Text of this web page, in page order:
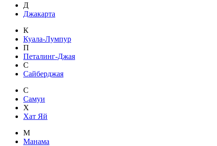
Д
Джакарта
К
Куала-Лумпур
П
Петалинг-Джая
С
Сайберджая
С
Самуи
Х
Хат Яй
М
Манама